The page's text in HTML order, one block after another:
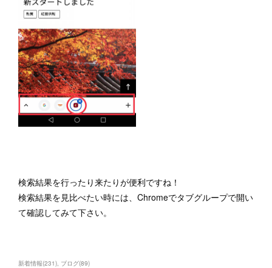
検索結果を行ったり来たりが便利ですね！
検索結果を見比べたい時には、Chromeでタブグループで開い
て確認してみて下さい。
新着情報(231) ブログ(89)